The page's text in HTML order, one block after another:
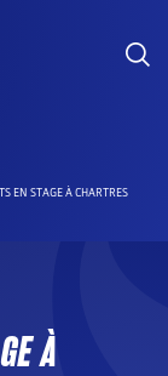
EN STAGE À CHARTRES
À